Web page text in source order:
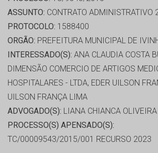
ASSUNTO: CONTRATO ADMINISTRATIVO
PROTOCOLO: 1588400
ORGÃO: PREFEITURA MUNICIPAL DE
INTERESSADO(S): ANA CLAUDIA COSTA
DIMENSÃO COMERCIO DE ARTIGOS
HOSPITALARES - LTDA, EDER UILSON
UILSON FRANÇA LIMA
ADVOGADO(S): LIANA CHIANCA
PROCESSO(S) APENSADO(S):
TC/00009543/2015/001 RECURSO 2023